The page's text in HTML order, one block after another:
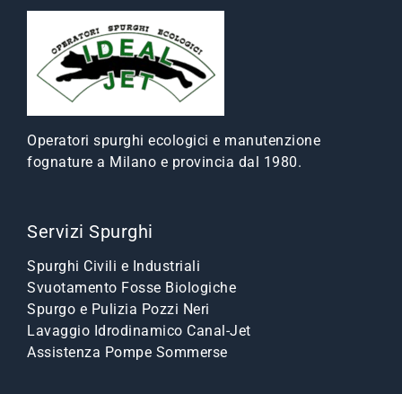
Operatori spurghi ecologici e manutenzione
fognature a Milano e provincia dal 1980.
Servizi Spurghi
Spurghi Civili e Industriali
Svuotamento Fosse Biologiche
Spurgo e Pulizia Pozzi Neri
Lavaggio Idrodinamico Canal-Jet
Assistenza Pompe Sommerse